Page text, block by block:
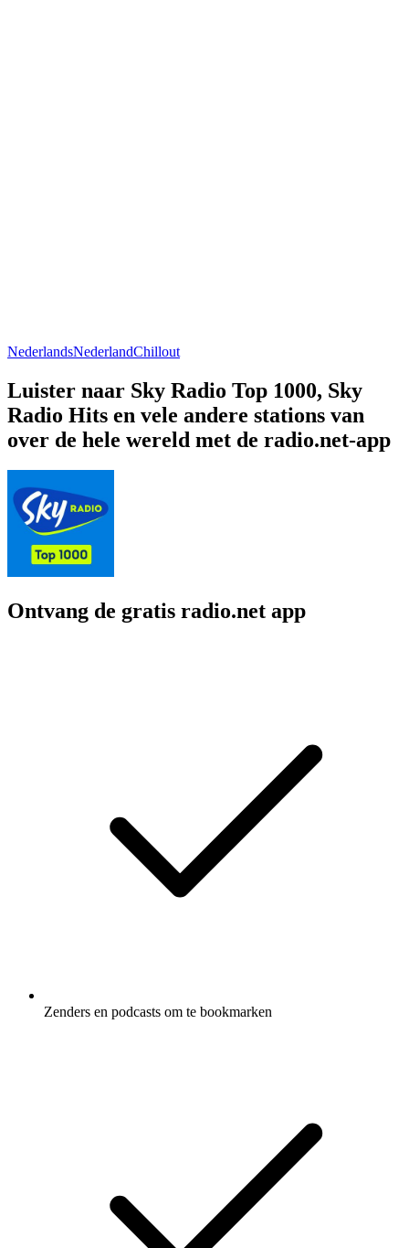
NederlandsNederlandChillout
Luister naar Sky Radio Top 1000, Sky
Radio Hits en vele andere stations van
over de hele wereld met de radio.net-app
Ontvang de gratis radio.net app
Zenders en podcasts om te bookmarken